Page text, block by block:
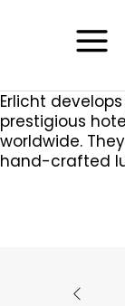
Erlicht
prestigious
worldwide.
hand-crafted